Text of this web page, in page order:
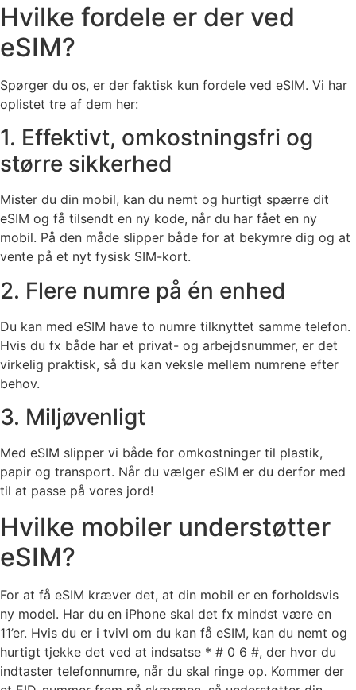
Hvilke fordele er der ved
eSIM?
Spørger du os, er der faktisk kun fordele ved eSIM. Vi har
oplistet tre af dem her:
1. Effektivt, omkostningsfri og
større sikkerhed
Mister du din mobil, kan du nemt og hurtigt spærre dit
eSIM og få tilsendt en ny kode, når du har fået en ny
mobil. På den måde slipper både for at bekymre dig og at
vente på et nyt fysisk SIM-kort.
2. Flere numre på én enhed
Du kan med eSIM have to numre tilknyttet samme telefon.
Hvis du fx både har et privat- og arbejdsnummer, er det
virkelig praktisk, så du kan veksle mellem numrene efter
behov.
3. Miljøvenligt
Med eSIM slipper vi både for omkostninger til plastik,
papir og transport. Når du vælger eSIM er du derfor med
til at passe på vores jord!
Hvilke mobiler understøtter
eSIM?
For at få eSIM kræver det, at din mobil er en forholdsvis
ny model. Har du en iPhone skal det fx mindst være en
11’er. Hvis du er i tvivl om du kan få eSIM, kan du nemt og
hurtigt tjekke det ved at indsatse * # 0 6 #, der hvor du
indtaster telefonnumre, når du skal ringe op. Kommer der